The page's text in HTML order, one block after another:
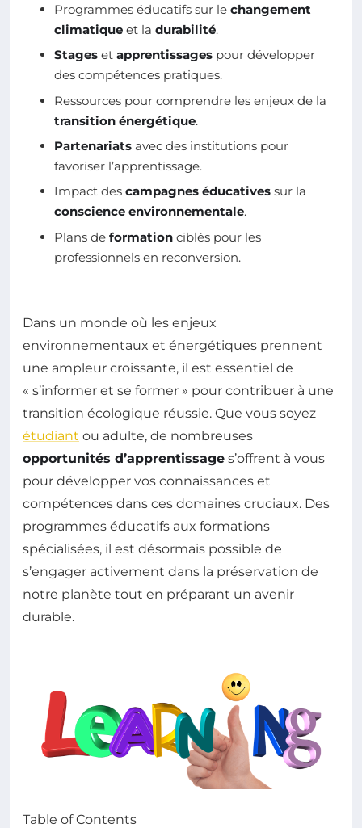
Programmes éducatifs sur le changement
climatique et la durabilité.
Stages et apprentissages pour développer
des compétences pratiques.
Ressources pour comprendre les enjeux de la
transition énergétique.
Partenariats avec des institutions pour
favoriser l’apprentissage.
Impact des campagnes éducatives sur la
conscience environnementale.
Plans de formation ciblés pour les
professionnels en reconversion.
Dans un monde où les enjeux
environnementaux et énergétiques prennent
une ampleur croissante, il est essentiel de
« s’informer et se former » pour contribuer à une
transition écologique réussie. Que vous soyez
étudiant ou adulte, de nombreuses
opportunités d’apprentissage s’offrent à vous
pour développer vos connaissances et
compétences dans ces domaines cruciaux. Des
programmes éducatifs aux formations
spécialisées, il est désormais possible de
s’engager activement dans la préservation de
notre planète tout en préparant un avenir
durable.
Table of Contents